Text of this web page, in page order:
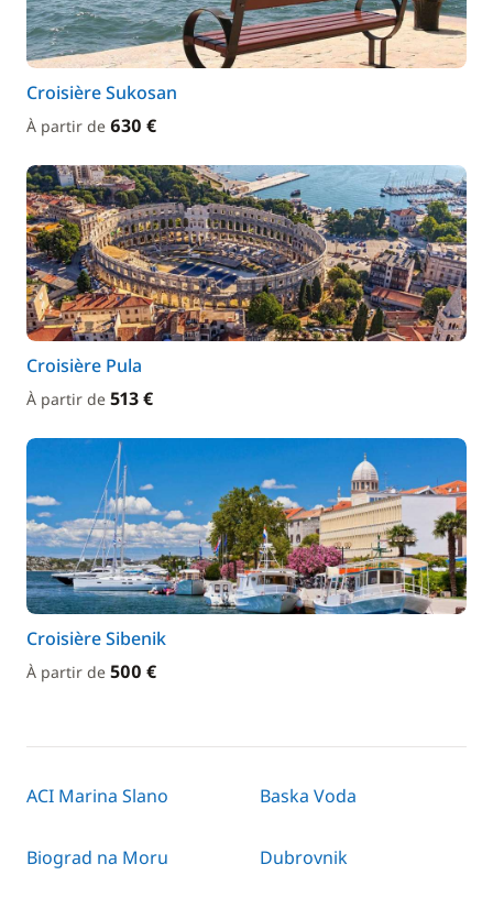
Croisière Sukosan
À partir de 630 €
Croisière Pula
À partir de 513 €
Croisière Sibenik
À partir de 500 €
ACI Marina Slano Baska Voda
Biograd na Moru Dubrovnik